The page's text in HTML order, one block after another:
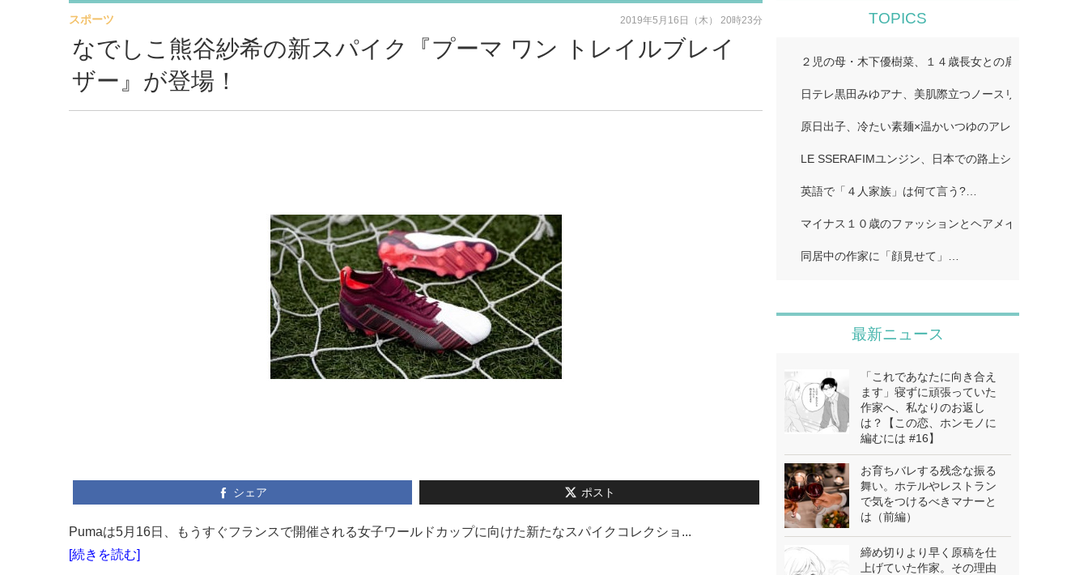
なでしこ熊谷紗希の新スパイク『プーマ ワン トレイルブレイ
ザー』が登場！
スポーツ 2019年5月16日（木） 20時23分
シェア ポスト
Pumaは5月16日、もうすぐフランスで開催される女子ワールドカップに向けた新たなスパイクコレクショ...
[続きを読む]
TOPICS
２児の母・木下優樹菜、１４歳長女との肩組みショッ
日テレ黒田みゆアナ、美肌際立つノースリ姿披露「透
原日出子、冷たい素麺×温かいつゆのアレンジレシピ
LE SSERAFIMユンジン、日本での路上ショットに反響
英語で「４人家族」は何て言う?…
マイナス１０歳のファッションとヘアメイクをしよう!…
同居中の作家に「顔見せて」…
最新ニュース
「これであなたに向き合え
ます」寝ずに頑張っていた
作家へ、私なりのお返し
は？【この恋、ホンモノに
編むには #16】
お育ちバレする残念な振る
舞い。ホテルやレストラン
で気をつけるべきマナーと
は（前編）
締め切りより早く原稿を仕
上げていた作家。その理由